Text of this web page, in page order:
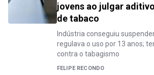
jovens ao julgar
de tabaco
Indústria conseguiu
regulava o uso por 13 anos;
contra o tabagismo
FELIPE RECONDO